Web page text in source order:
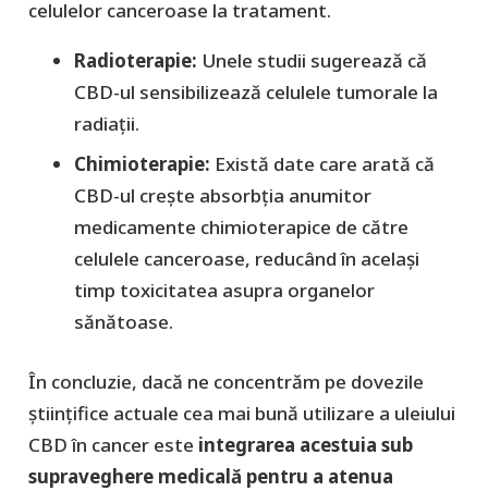
celulelor canceroase la tratament.
​Radioterapie: Unele studii sugerează că
CBD-ul sensibilizează celulele tumorale la
radiații.
​Chimioterapie: Există date care arată că
CBD-ul crește absorbția anumitor
medicamente chimioterapice de către
celulele canceroase, reducând în același
timp toxicitatea asupra organelor
sănătoase.
În concluzie, dacă ne concentrăm pe dovezile
științifice actuale cea mai bună utilizare a uleiului
CBD în cancer este integrarea acestuia sub
supraveghere medicală pentru a atenua